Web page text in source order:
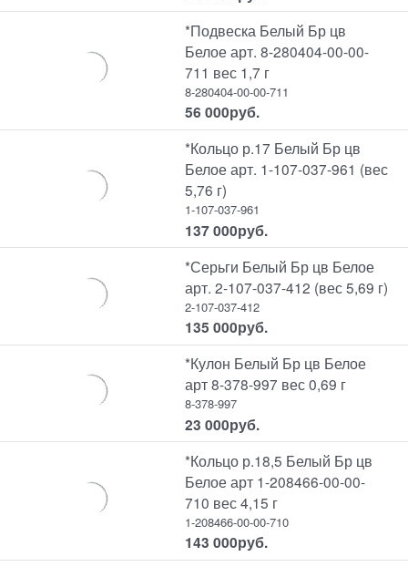
*Подвеска Белый Бр цв
Белое арт. 8-280404-00-00-
711 вес 1,7 г
8-280404-00-00-711
56 000руб.
*Кольцо р.17 Белый Бр цв
Белое арт. 1-107-037-961 (вес
5,76 г)
1-107-037-961
137 000руб.
*Серьги Белый Бр цв Белое
арт. 2-107-037-412 (вес 5,69 г)
2-107-037-412
135 000руб.
*Кулон Белый Бр цв Белое
арт 8-378-997 вес 0,69 г
8-378-997
23 000руб.
*Кольцо р.18,5 Белый Бр цв
Белое арт 1-208466-00-00-
710 вес 4,15 г
1-208466-00-00-710
143 000руб.